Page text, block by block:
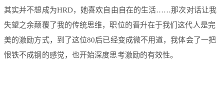
其实并不想成为HRD，她喜欢自由自在的生活……那次对话让我
失望之余颠覆了我的传统思维，职位的晋升在于我们这代人是完
美的激励方式，到了这位80后已经变成微不用道，我体会了一把
恨铁不成钢的感觉，也开始深度思考激励的有效性。